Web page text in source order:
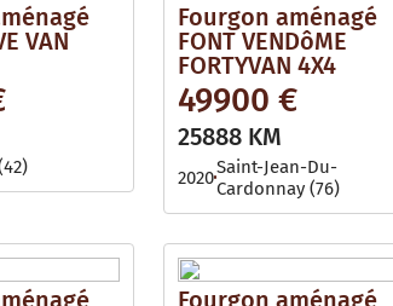
VAN
Fourgon aménagé
FONT VENDôME
FORTYVAN 4X4
49900 €
25888 KM
2020Saint-Jean-Du-
Cardonnay (76)
Fourgon aménagé